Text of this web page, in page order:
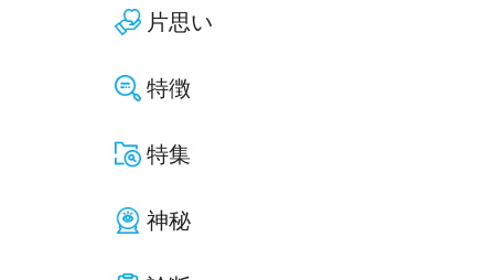
片思い
特徴
特集
神秘